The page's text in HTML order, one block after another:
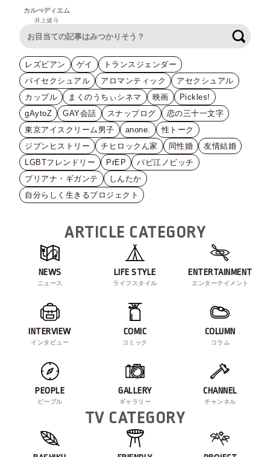
カルぺディエム
井上健斗
レズビアン ゲイ
トランスジェンダー
バイセクシュアル
アロマンティック
アセクシュアル
カップル
まくのうちぃシネマ 映画
Pickles!
gAytoZ
GAY会話 スナップログ
恋の三十一文字
東京アイスクリーム男子
anone.
性トーク
ジブンヒストリー
チヒロックん家 同性婚
友情結婚
LGBTフレンドリー
PrEP
バビ江ノビッチ
ブリアナ・ギガンテ
しんたか
自分らしく生きるプロジェクト
ARTICLE CATEGORY
NEWS
ニュース
LIFE STYLE
ライフスタイル
ENTERTAINMENT
エンターテイメント
INTERVIEW
インタビュー
COMIC
コミック
COLUMN
コラム
PEOPLE
ピープル
GALLERY
ギャラリー
CHANNEL
チャンネル
TV CATEGORY